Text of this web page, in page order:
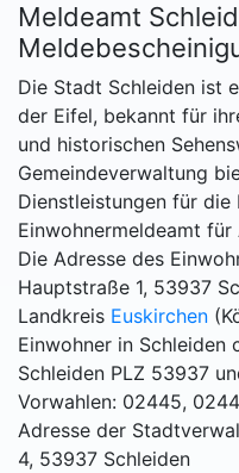
Meldeamt
Die Stadt Schleiden ist
der Eifel, bekannt für
und historischen
Gemeindeverwaltung
Dienstleistungen für die
Einwohnermeldeamt
Die Adresse des
Hauptstraße 1, 53937
Landkreis Euskirchen
Einwohner in Schleiden
Schleiden PLZ 53937
Vorwahlen: 02445,
Adresse der
4, 53937 Schleiden